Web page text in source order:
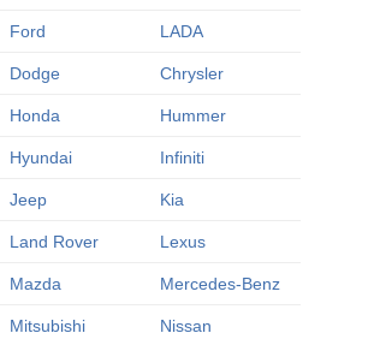
Ford LADA
Dodge Chrysler
Honda Hummer
Hyundai Infiniti
Jeep Kia
Land Rover Lexus
Mazda Mercedes-Benz
Mitsubishi Nissan